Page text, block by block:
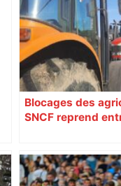
Blocages des
SNCF reprend